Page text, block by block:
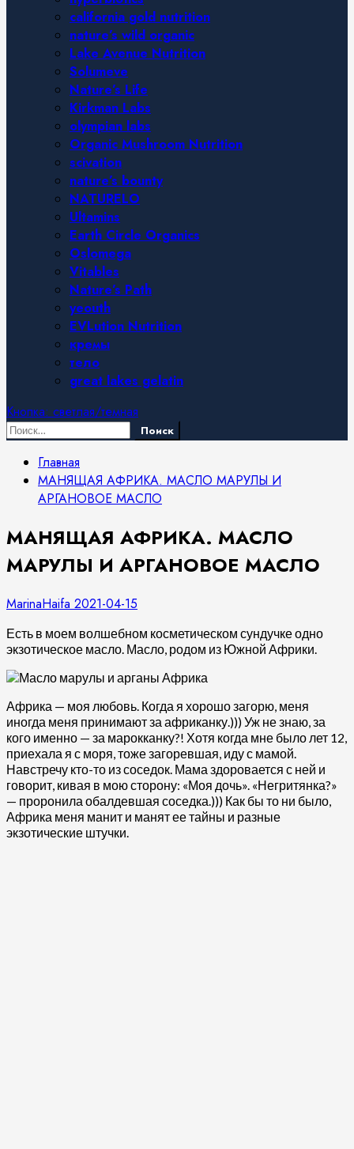
california gold nutrition
nature’s wild organic
Lake Avenue Nutrition
Solumeve
Nature’s Life
Kirkman Labs
olympian labs
Organic Mushroom Nutrition
scivation
nature’s bounty
NATURELO
Ultamins
Earth Circle Organics
Oslomega
Vitables
Nature’s Path
yeouth
EVLution Nutrition
кремы
тело
great lakes gelatin
Кнопка: светлая/темная
Найти:
Главная
МАНЯЩАЯ АФРИКА. МАСЛО МАРУЛЫ И
АРГАНОВОЕ МАСЛО
МАНЯЩАЯ АФРИКА. МАСЛО
МАРУЛЫ И АРГАНОВОЕ МАСЛО
MarinaHaifa 2021-04-15
Есть в моем волшебном косметическом сундучке одно
экзотическое масло. Масло, родом из Южной Африки.
Африка — моя любовь. Когда я хорошо загорю, меня
иногда меня принимают за африканку.))) Уж не знаю, за
кого именно — за марокканку?! Хотя когда мне было лет 12,
приехала я с моря, тоже загоревшая, иду с мамой.
Навстречу кто-то из соседок. Мама здоровается с ней и
говорит, кивая в мою сторону: «Моя дочь». «Негритянка?»
— проронила обалдевшая соседка.))) Как бы то ни было,
Африка меня манит и манят ее тайны и разные
экзотические штучки.